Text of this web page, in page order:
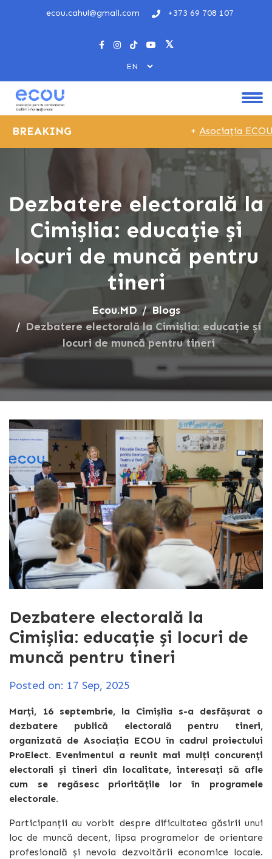
ecou.cahul@gmail.com +373 69 708 107
BREAKING +Asociația ECOU
Dezbatere electorală la
Cimișlia: educație și
locuri de muncă pentru
tineri
Ecou.MD
Blogs
Dezbatere electorală la Cimișlia: educație și
locuri de muncă pentru tineri
Dezbatere electorală la
Cimișlia: educație și locuri de
muncă pentru tineri
Posted on: 17 Sep, 2025
Marți, 16 septembrie, la Cimișlia s-a desfășurat o
dezbatere publică electorală pentru tineri,
organizată de Asociația ECOU în cadrul proiectului
ProElect. Evenimentul a reunit mai mulți concurenți
electorali și tineri din localitate, interesați să afle
cum se regăsesc prioritățile lor în programele
electorale.
Participanții au vorbit despre dificultatea găsirii unui
loc de muncă decent, lipsa programelor de orientare
profesională și nevoia dezvoltării economice locale.